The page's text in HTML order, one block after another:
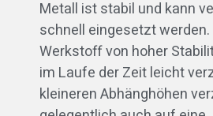
Metall ist stabil und kann
schnell eingesetzt
Werkstoff von hoher
im Laufe der Zeit leicht
kleineren Abhänghöhen